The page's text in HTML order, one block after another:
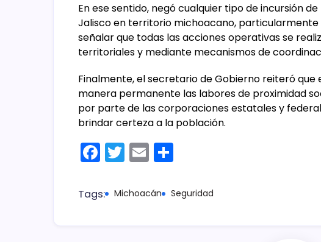
En ese sentido, negó cualquier tipo de incursión
Jalisco en territorio michoacano,
señalar que todas las acciones operativas se
territoriales y mediante mecanismos de
Finalmente, el secretario de Gobierno reiteró
manera permanente las labores de proximidad
por parte de las corporaciones estatales y
brindar certeza a la población.
F
a
c
T
w
itt
E
m
ai m
Tags: Michoacán Seguridad